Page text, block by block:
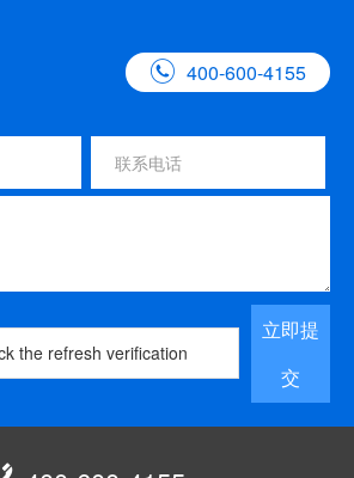
 400-600-4155
立即提
交